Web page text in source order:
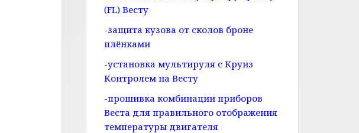
(FL) Весту
-защита кузова от сколов броне
плёнками
-установка мультируля с Круиз
Контролем на Весту
-прошивка комбинации приборов
Веста для правильного отображения
температуры двигателя